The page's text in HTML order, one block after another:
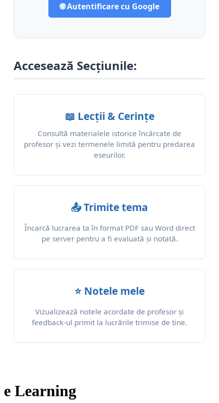
🌐 Autentificare cu Google
Accesează Secțiunile:
📖 Lecții & Cerințe
Consultă materialele istorice încărcate de
profesor și vezi termenele limită pentru predarea
eseurilor.
📤 Trimite tema
Încarcă lucrarea ta în format PDF sau Word direct
pe server pentru a fi evaluată și notată.
⭐ Notele mele
Vizualizează notele acordate de profesor și
feedback-ul primit la lucrările trimise de tine.
e Learning